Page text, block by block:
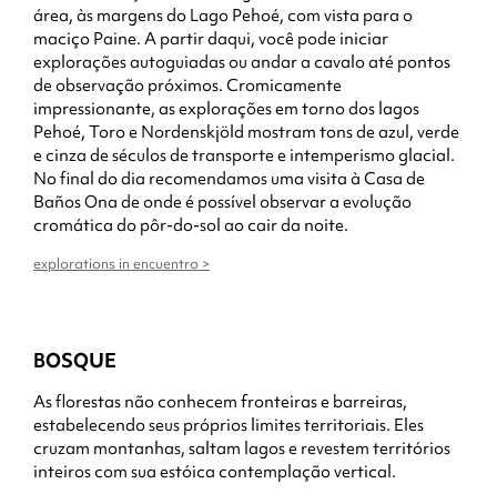
área, às margens do Lago Pehoé, com vista para o
maciço Paine. A partir daqui, você pode iniciar
explorações autoguiadas ou andar a cavalo até pontos
de observação próximos. Cromicamente
impressionante, as explorações em torno dos lagos
Pehoé, Toro e Nordenskjöld mostram tons de azul, verde
e cinza de séculos de transporte e intemperismo glacial.
No final do dia recomendamos uma visita à Casa de
Baños Ona de onde é possível observar a evolução
cromática do pôr-do-sol ao cair da noite.
explorations in encuentro >
BOSQUE
As florestas não conhecem fronteiras e barreiras,
estabelecendo seus próprios limites territoriais. Eles
cruzam montanhas, saltam lagos e revestem territórios
inteiros com sua estóica contemplação vertical.